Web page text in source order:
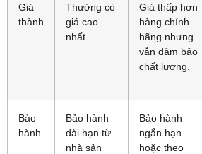
Giá
thành
Thường có
giá cao
nhất.
Giá thấp hơn
hàng chính
hãng nhưng
vẫn đảm bảo
chất lượng.
Bảo
hành
Bảo hành
dài hạn từ
nhà sản
Bảo hành
ngắn hạn
hoặc theo